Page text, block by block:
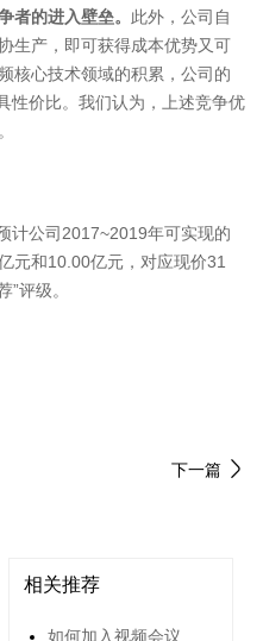
者的进入壁垒。 此外，公司自
生产，即可获得成本优势又可
核心技术领域的积累，公司的
性价比。我们认为，上述竞争优
计公司2017~2019年可实现的
元和10.00亿元，对应现价31
评级。
下一篇
相关推荐
如何加入视频会议